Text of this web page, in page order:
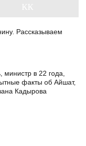
Рассказываем
министр в 22 года,
факты об Айшат,
Кадырова